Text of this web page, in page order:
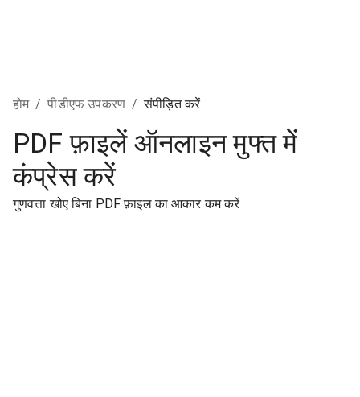
होम / पीडीएफ उपकरण / संपीड़ित करें
PDF फ़ाइलें ऑनलाइन मुफ्त में
कंप्रेस करें
गुणवत्ता खोए बिना PDF फ़ाइल का आकार कम करें